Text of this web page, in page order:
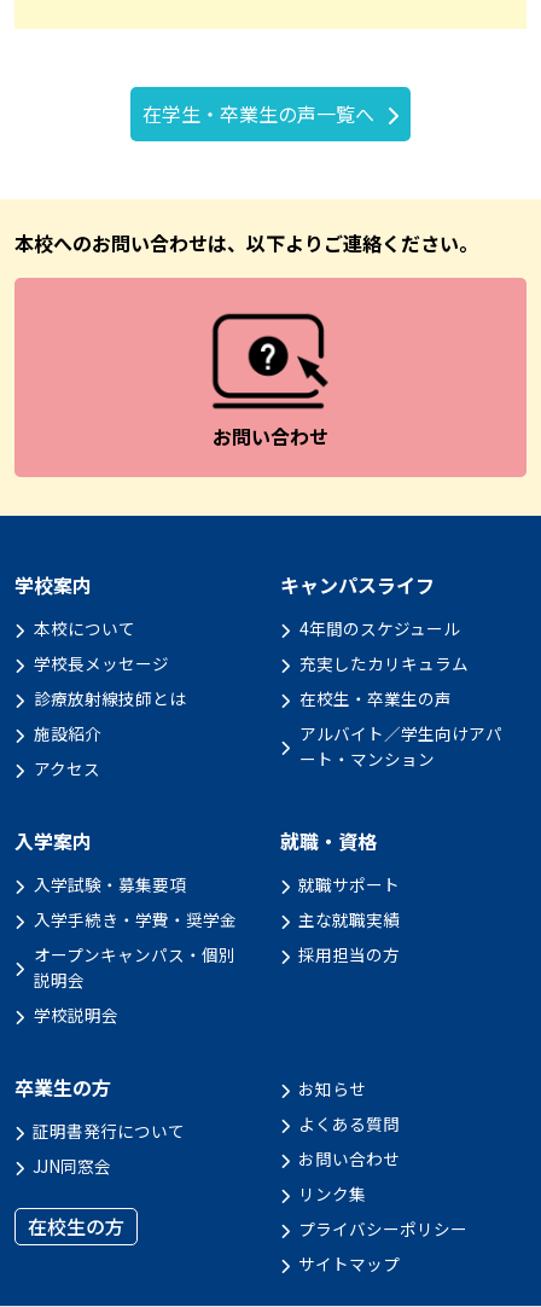
在学生・卒業生の声一覧へ
本校へのお問い合わせは、以下よりご連絡ください。
お問い合わせ
学校案内
本校について
学校長メッセージ
診療放射線技師とは
施設紹介
アクセス
キャンパスライフ
4年間のスケジュール
充実したカリキュラム
在校生・卒業生の声
アルバイト／学生向けアパ
ート・マンション
入学案内
入学試験・募集要項
入学手続き・学費・奨学金
オープンキャンパス・個別
説明会
学校説明会
就職・資格
就職サポート
主な就職実績
採用担当の方
卒業生の方
証明書発行について
JJN同窓会
在校生の方
お知らせ
よくある質問
お問い合わせ
リンク集
プライバシーポリシー
サイトマップ